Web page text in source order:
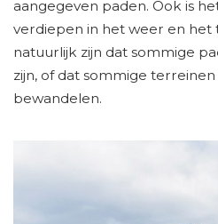
aangegeven paden. Ook is
verdiepen in het weer en het
natuurlijk zijn dat sommige
zijn, of dat sommige
bewandelen.